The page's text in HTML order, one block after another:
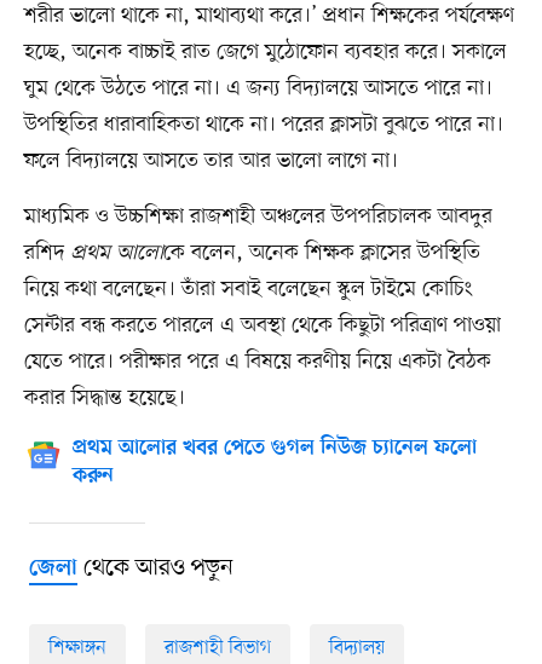
শরীর ভালো থাকে না, মাথাব্যথা করে।’ প্রধান শিক্ষকের পর্যবেক্ষণ
হচ্ছে, অনেক বাচ্চাই রাত জেগে মুঠোফোন ব্যবহার করে। সকালে
ঘুম থেকে উঠতে পারে না। এ জন্য বিদ্যালয়ে আসতে পারে না।
উপস্থিতির ধারাবাহিকতা থাকে না। পরের ক্লাসটা বুঝতে পারে না।
ফলে বিদ্যালয়ে আসতে তার আর ভালো লাগে না।
মাধ্যমিক ও উচ্চশিক্ষা রাজশাহী অঞ্চলের উপপরিচালক আবদুর
রশিদ প্রথম আলোকে বলেন, অনেক শিক্ষক ক্লাসের উপস্থিতি
নিয়ে কথা বলেছেন। তাঁরা সবাই বলেছেন স্কুল টাইমে কোচিং
সেন্টার বন্ধ করতে পারলে এ অবস্থা থেকে কিছুটা পরিত্রাণ পাওয়া
যেতে পারে। পরীক্ষার পরে এ বিষয়ে করণীয় নিয়ে একটা বৈঠক
করার সিদ্ধান্ত হয়েছে।
প্রথম আলোর খবর পেতে গুগল নিউজ চ্যানেল ফলো
করুন
জেলাথেকে আরও পড়ুন
শিক্ষাঙ্গন রাজশাহী বিভাগ বিদ্যালয়